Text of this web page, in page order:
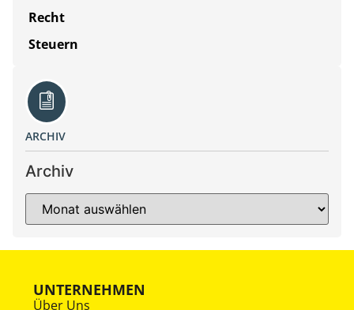
Recht
Steuern
ARCHIV
Archiv
UNTERNEHMEN
Über Uns